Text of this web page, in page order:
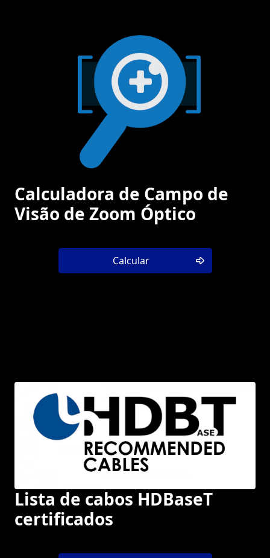
Calculadora de Campo de
Visão de Zoom Óptico
Calcular
Lista de cabos HDBaseT
certificados